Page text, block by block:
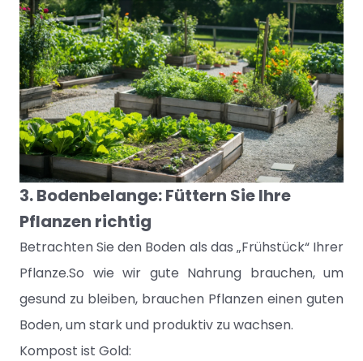
3. Bodenbelange: Füttern Sie Ihre
Pflanzen richtig
Betrachten Sie den Boden als das „Frühstück“ Ihrer
Pflanze.So wie wir gute Nahrung brauchen, um
gesund zu bleiben, brauchen Pflanzen einen guten
Boden, um stark und produktiv zu wachsen.
Kompost ist Gold: